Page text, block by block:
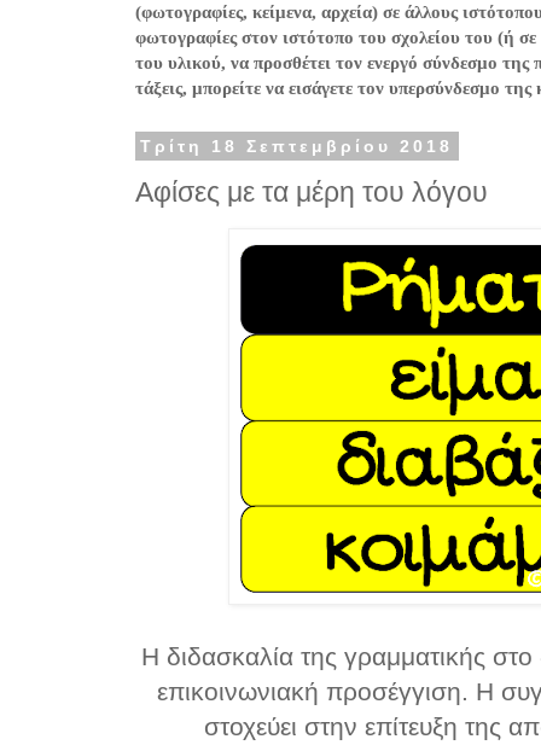
(φωτογραφίες, κείμενα, αρχεία) σε άλλους
φωτογραφίες στον ιστότοπο του σχολείου του (ή
του υλικού, να προσθέτει τον ενεργό σύνδεσμο
τάξεις, μπορείτε να εισάγετε τον υπερσύνδεσμο
Τρίτη 18 Σεπτεμβρίου 2018
Αφίσες με τα μέρη του λόγου
Η διδασκαλία της γραμματικής στο
επικοινωνιακή προσέγγιση. Η
στοχεύει στην επίτευξη της